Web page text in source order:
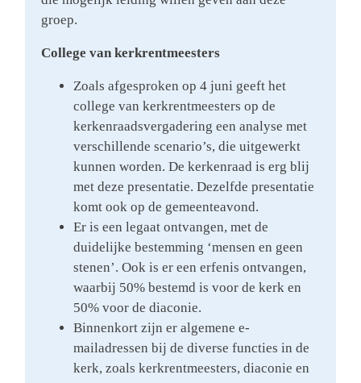
groep.
College van kerkrentmeesters
Zoals afgesproken op 4 juni geeft het
college van kerkrentmeesters op de
kerkenraadsvergadering een analyse met
verschillende scenario’s, die uitgewerkt
kunnen worden. De kerkenraad is erg blij
met deze presentatie. Dezelfde presentatie
komt ook op de gemeenteavond.
Er is een legaat ontvangen, met de
duidelijke bestemming ‘mensen en geen
stenen’. Ook is er een erfenis ontvangen,
waarbij 50% bestemd is voor de kerk en
50% voor de diaconie.
Binnenkort zijn er algemene e-
mailadressen bij de diverse functies in de
kerk, zoals kerkrentmeesters, diaconie en